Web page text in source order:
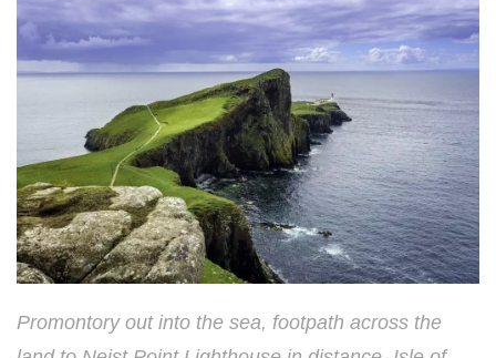
Promontory out into the sea, footpath across the